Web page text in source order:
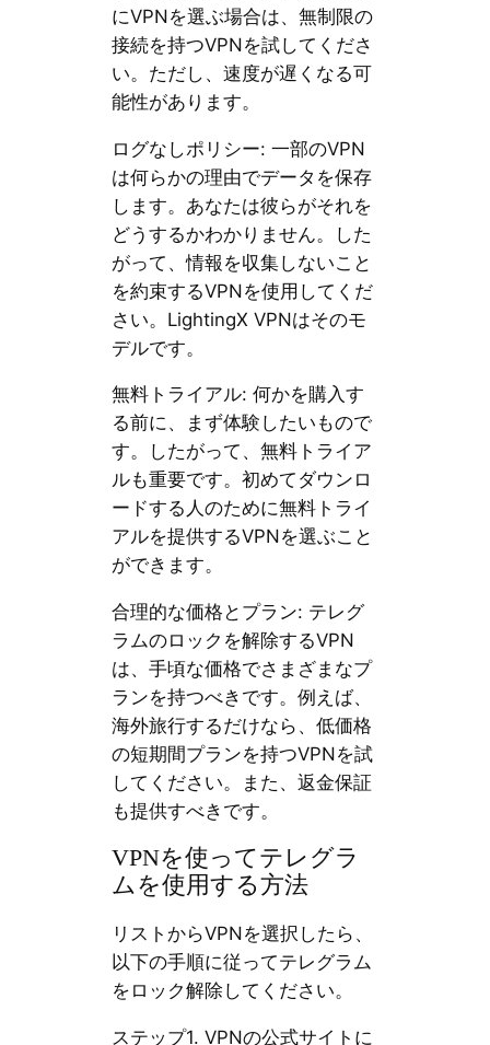
にVPNを選ぶ場合は、無制限の
接続を持つVPNを試してくださ
い。ただし、速度が遅くなる可
能性があります。
ログなしポリシー: 一部のVPN
は何らかの理由でデータを保存
します。あなたは彼らがそれを
どうするかわかりません。した
がって、情報を収集しないこと
を約束するVPNを使用してくだ
さい。LightingX VPNはそのモ
デルです。
無料トライアル: 何かを購入す
る前に、まず体験したいもので
す。したがって、無料トライア
ルも重要です。初めてダウンロ
ードする人のために無料トライ
アルを提供するVPNを選ぶこと
ができます。
合理的な価格とプラン: テレグ
ラムのロックを解除するVPN
は、手頃な価格でさまざまなプ
ランを持つべきです。例えば、
海外旅行するだけなら、低価格
の短期間プランを持つVPNを試
してください。また、返金保証
も提供すべきです。
VPNを使ってテレグラ
ムを使用する方法
リストからVPNを選択したら、
以下の手順に従ってテレグラム
をロック解除してください。
ステップ1. VPNの公式サイトに